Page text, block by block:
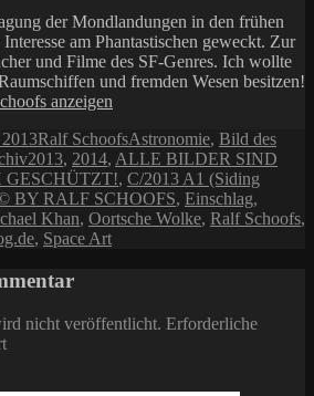
der Mondlandungen in den frühen
am Phantastischen geweckt. Zur
und Filme des SF-Genres. Ich wollte
und fremden Wesen besitzen!
anzeigen
Autor
Ralf SchoofsKategorien
Astronomie, Bild des
Schlagwörter
2013, 2014, ALLE BILDER SIND
, C/2013 A1 (Siding
BY RALF SCHOOFS, Einschlag,
Khan, Oortsche Wolke, Ralf Schoofs,
, Space Art
nicht veröffentlicht. Erforderliche